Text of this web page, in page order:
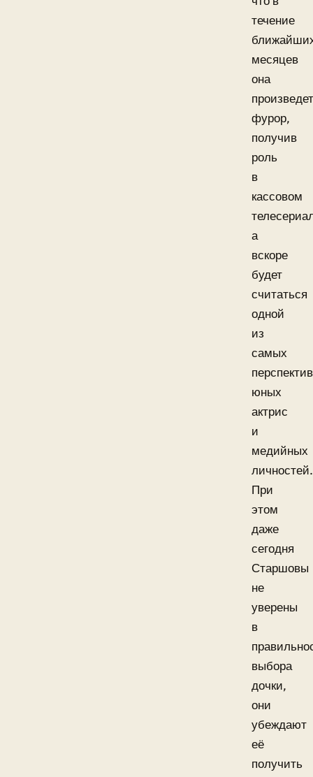
течение
месяцев
она
произведет
фурор,
получив
роль
в
кассовом
а
вскоре
будет
считаться
одной
из
самых
юных
актрис
и
медийных
личностей.
При
этом
даже
сегодня
Старшовы
не
уверены
в
выбора
дочки,
они
убеждают
её
получить